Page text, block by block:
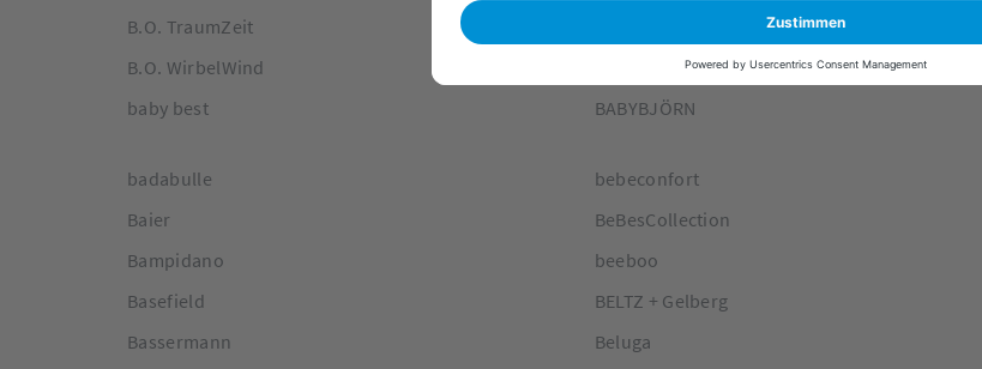
B.O. TraumZeit
B.O. WirbelWind
baby best
BABYBJÖRN
badabulle
Baier
Bampidano
Basefield
Bassermann
bebeconfort
BeBesCollection
beeboo
BELTZ + Gelberg
Beluga